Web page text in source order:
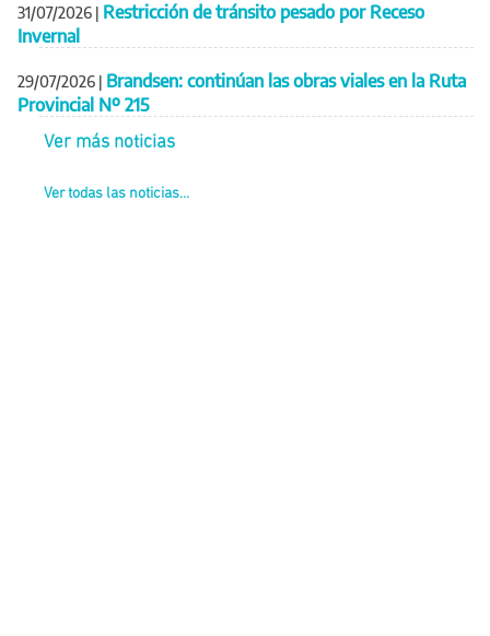
31/07/2026 | Restricción de tránsito pesado por Receso
Invernal
29/07/2026 | Brandsen: continúan las obras viales en la Ruta
Provincial Nº 215
Ver más noticias
Ver todas las noticias...